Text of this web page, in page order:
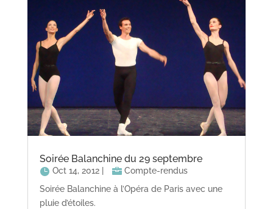
Soirée Balanchine du 29 septembre
Oct 14, 2012|
Compte-rendus
Soirée Balanchine à l’Opéra de Paris avec une
pluie d’étoiles.